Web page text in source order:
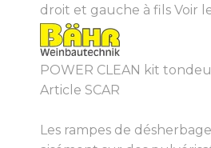
droit et gauche à fils Voir
POWER CLEAN kit
Article SCAR
Les rampes de